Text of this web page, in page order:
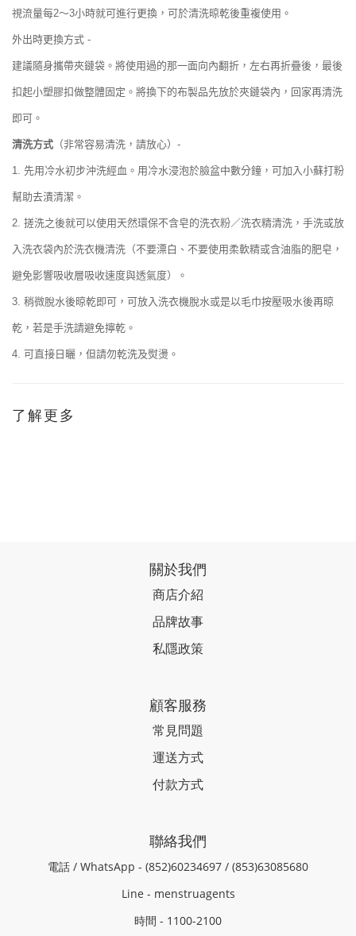
視流量每2～3小時就可進行更換，可於清洗晾乾後重複使用。
外出時更換方式 -
建議隨身攜帶夾鏈袋。將使用過的那一面向內翻折，左右再折疊後，最後
扣起小塑膠扣做整體固定。將換下的布製品先放於夾鏈袋內，回家再清洗
即可。
清洗方式 （非常容易清洗，請放心） -
1. 先用冷水初步沖洗經血。用冷水浸泡於臉盆中數分鐘，可加入小蘇打粉
幫助去漬清潔。
2. 搓洗之後就可以使用天然環保不含皂的洗衣粉／洗衣精清洗，手洗或放
入洗衣袋內於洗衣機清洗（不要漂白、不要使用柔軟精或含油脂的肥皂，
避免影響吸收層吸收速度與透氣度）。
3. 稍微脫水後晾乾即可，可放入洗衣機脫水或是以毛巾按壓吸水後再晾
乾，若是手洗請避免擰乾。
4. 可直接日曬，但請勿乾洗及熨燙。
了解更多
關於我們
商店介紹
品牌故事
私隱政策
顧客服務
常見問題
運送方式
付款方式
聯絡我們
電話 / WhatsApp - (852)60234697 / (853)63085680
Line - menstruagents
時間 - 1100-2100